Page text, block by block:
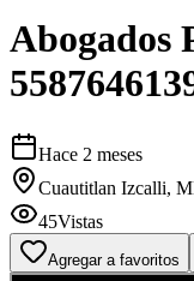
Abogados
Hace 2 meses
Cuautitlan Izcalli,
45Vistas
Agregar a favoritos